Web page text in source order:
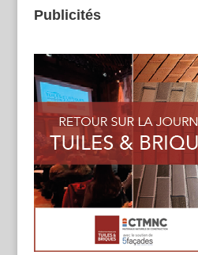
Publicités